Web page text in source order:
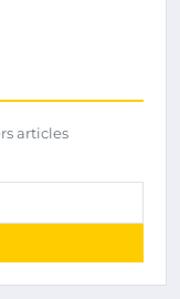
articles